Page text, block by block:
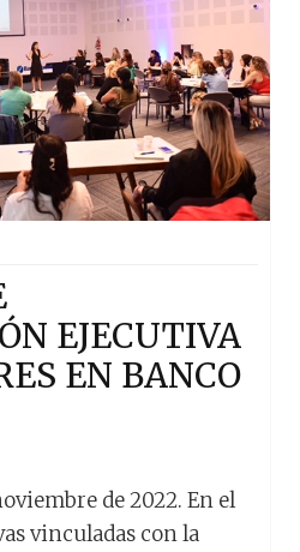
EJECUTIVA
EN BANCO
de 2022. En el
vinculadas con la